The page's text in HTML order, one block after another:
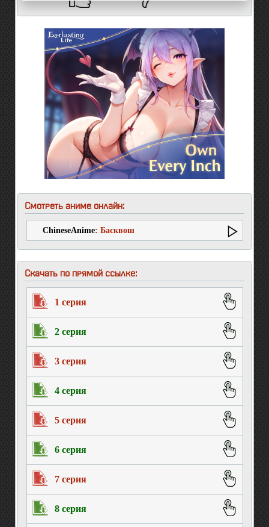
Смотреть аниме онлайн:
ChineseAnime: Басквош
Скачать по прямой ссылке:
1 серия
2 серия
3 серия
4 серия
5 серия
6 серия
7 серия
8 серия